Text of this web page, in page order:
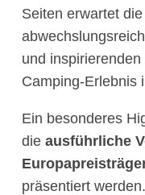
Seiten erwartet
und
Camping-Erlebnis
Ein besonderes
die ausführliche
präsentiert